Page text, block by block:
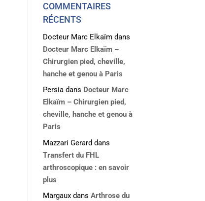
COMMENTAIRES
RÉCENTS
Docteur Marc Elkaïm dans
Docteur Marc Elkaïm –
Chirurgien pied, cheville,
hanche et genou à Paris
Persia dans Docteur Marc
Elkaïm – Chirurgien pied,
cheville, hanche et genou à
Paris
Mazzari Gerard dans
Transfert du FHL
arthroscopique : en savoir
plus
Margaux dansArthrose du